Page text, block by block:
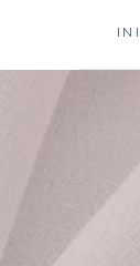
contenido